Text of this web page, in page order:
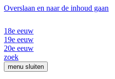
Overslaan en naar de inhoud gaan
18e eeuw
19e eeuw
20e eeuw
zoek
menu sluiten